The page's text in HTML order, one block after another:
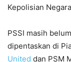
Kepolisian
PSSI masih
dipentaskan di
United dan PSM